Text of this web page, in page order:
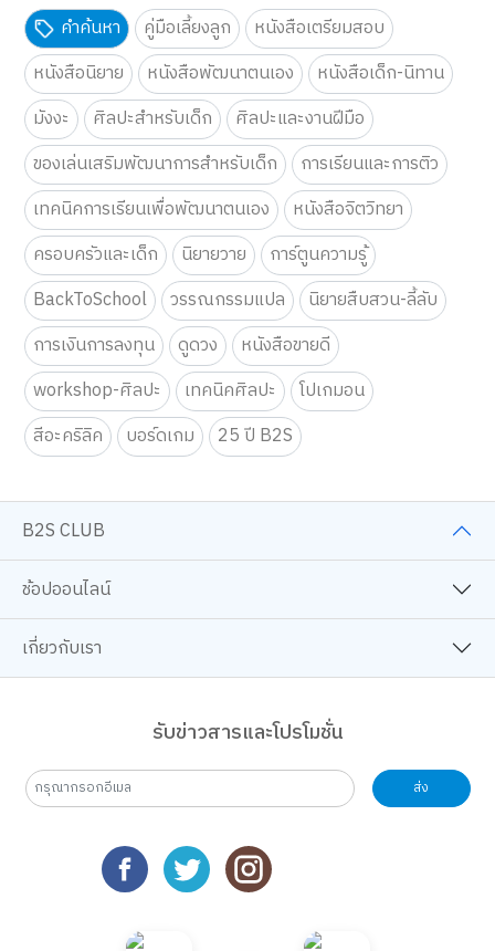
คำค้นหา คู่มือเลี้ยงลูก
หนังสือเตรียมสอบ
หนังสือนิยาย
หนังสือพัฒนาตนเอง
หนังสือเด็ก-นิทาน
มังงะ
ศิลปะสำหรับเด็ก
ศิลปะและงานฝีมือ
ของเล่นเสริมพัฒนาการสำหรับเด็ก
การเรียนและการติว
เทคนิคการเรียนเพื่อพัฒนาตนเอง
หนังสือจิตวิทยา
ครอบครัวและเด็ก
นิยายวาย
การ์ตูนความรู้
BackToSchool
วรรณกรรมแปล
นิยายสืบสวน-ลี้ลับ
การเงินการลงทุน
ดูดวง
หนังสือขายดี
workshop-ศิลปะ
เทคนิคศิลปะ
โปเกมอน
สีอะคริลิค
บอร์ดเกม 25 ปี B2S
B2S CLUB
ช้อปออนไลน์
เกี่ยวกับเรา
รับข่าวสารและโปรโมชั่น
ส่ง